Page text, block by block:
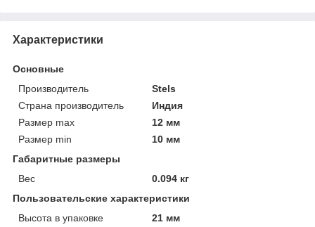
Характеристики
Основные
Производитель
Stels
Страна производитель
Индия
Размер max
12 мм
Размер min
10 мм
Габаритные размеры
Вес
0.094 кг
Пользовательские характеристики
Высота в упаковке
21 мм